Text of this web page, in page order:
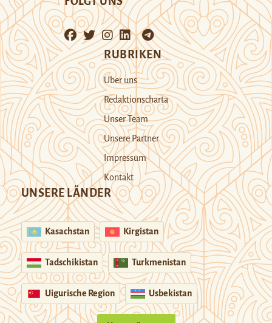
RUBRIKEN
Über uns
Redaktionscharta
Unser Team
Unsere Partner
Impressum
Kontakt
UNSERE LÄNDER
Kasachstan Kirgistan
Tadschikistan Turkmenistan
Uigurische Region Usbekistan